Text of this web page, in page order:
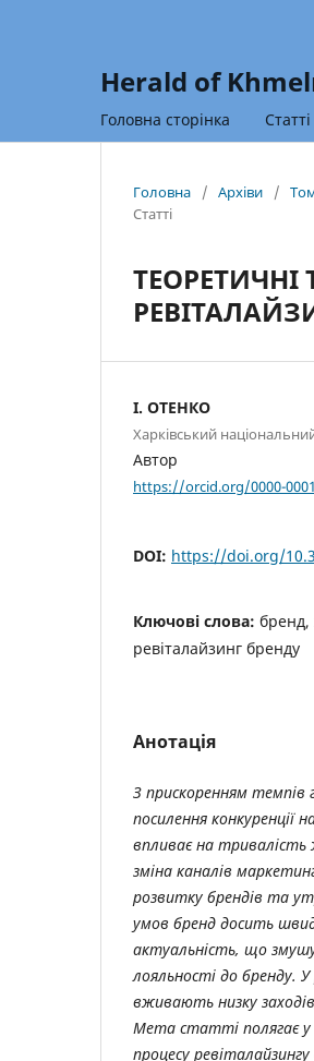
Herald of
Головна сторінка
Головна / Архіви /
Статті
І. ОТЕНКО
Харківський
Автор
https://orcid.org/0000-
DOI: https://doi.org/
Ключові слова: бренд,
ревіталайзинг бренду
Анотація
З прискоренням темпів
посилення конкуренції
впливає на
зміна каналів
розвитку брендів та
умов бренд досить
актуальність, що
лояльності до бренду.
вживають низку
Мета статті полягає у
процесу